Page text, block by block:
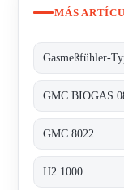
MÁS
GMC BIOGAS
GMC 8022
H2 1000